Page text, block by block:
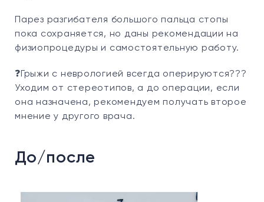
Парез разгибателя большого пальца стопы
пока сохраняется, но даны рекомендации на
физиопроцедуры и самостоятельную работу.
❓Грыжи с неврологией всегда оперируются???
Уходим от стереотипов, а до операции, если
она назначена, рекомендуем получать второе
мнение у другого врача.
До/после